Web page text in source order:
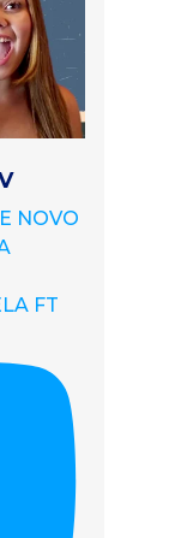
NOVO
FT